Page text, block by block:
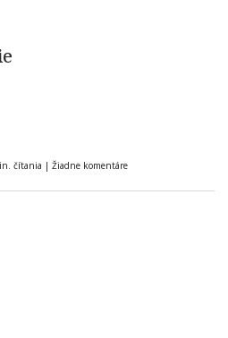
čítania | Žiadne komentáre